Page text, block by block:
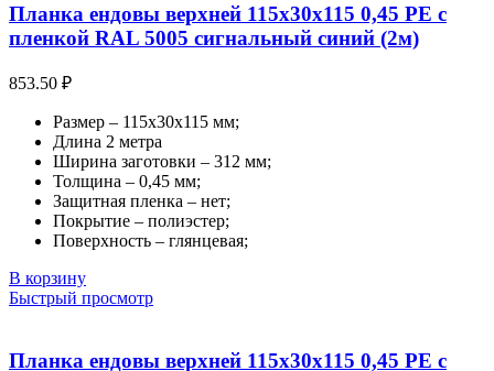
Планка ендовы верхней 115х30х115 0,45 PE с
пленкой RAL 5005 сигнальный синий (2м)
853.50 ₽
Размер – 115х30х115 мм;
Длина 2 метра
Ширина заготовки – 312 мм;
Толщина – 0,45 мм;
Защитная пленка – нет;
Покрытие – полиэстер;
Поверхность – глянцевая;
В корзину
Быстрый просмотр
Планка ендовы верхней 115х30х115 0,45 PE с